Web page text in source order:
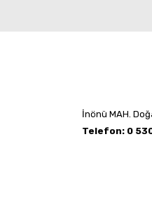
İnönü MAH.
Telefon: 0